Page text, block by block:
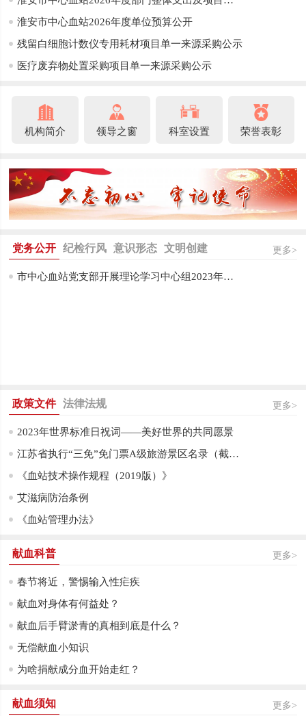
淮安市中心血站2026年度单位预算公开
残留白细胞计数仪专用耗材项目单一来源采购公示
医疗废弃物处置采购项目单一来源采购公示
机构简介 领导之窗 科室设置 荣誉表彰
党务公开 纪检行风 意识形态 文明创建 更多>
市中心血站党支部开展理论学习中心组2023年第四次集中学习
政策文件 法律法规 更多>
2023年世界标准日祝词——美好世界的共同愿景
江苏省执行“三免”免门票A级旅游景区名录（截至2022年11月）
《血站技术操作规程（2019版）》
艾滋病防治条例
《血站管理办法》
献血科普 更多>
春节将近，警惕输入性疟疾
献血对身体有何益处？
献血后手臂淤青的真相到底是什么？
无偿献血小知识
为啥捐献成分血开始走红？
献血须知 更多>